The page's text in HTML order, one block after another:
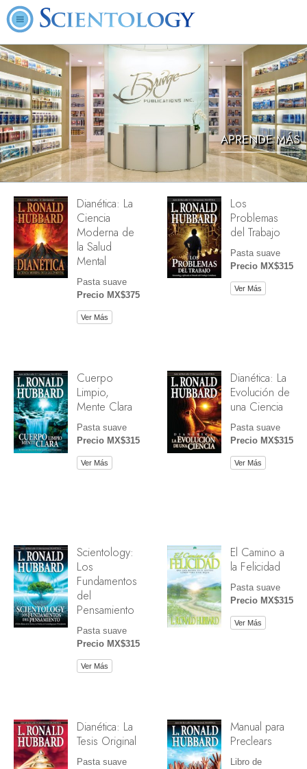
APRENDE MÁS
Dianética: La
Ciencia
Moderna de
la Salud
Mental
Pasta suave
Precio MX$375
Ver Más
Los
Problemas
del Trabajo
Pasta suave
Precio MX$315
Ver Más
Cuerpo
Limpio,
Mente Clara
Pasta suave
Precio MX$315
Ver Más
Dianética: La
Evolución de
una Ciencia
Pasta suave
Precio MX$315
Ver Más
Scientology:
Los
Fundamentos
del
Pensamiento
Pasta suave
Precio MX$315
Ver Más
El Camino a
la Felicidad
Pasta suave
Precio MX$315
Ver Más
Dianética: La
Tesis Original
Pasta suave
Manual para
Preclears
Libro de